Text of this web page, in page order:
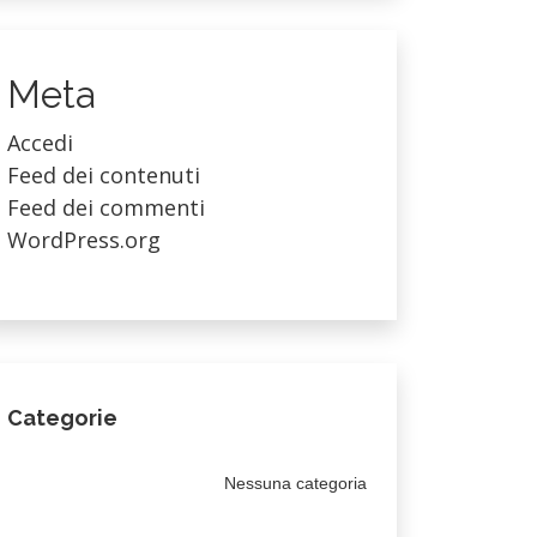
Meta
Accedi
Feed dei contenuti
Feed dei commenti
WordPress.org
Categorie
Nessuna categoria